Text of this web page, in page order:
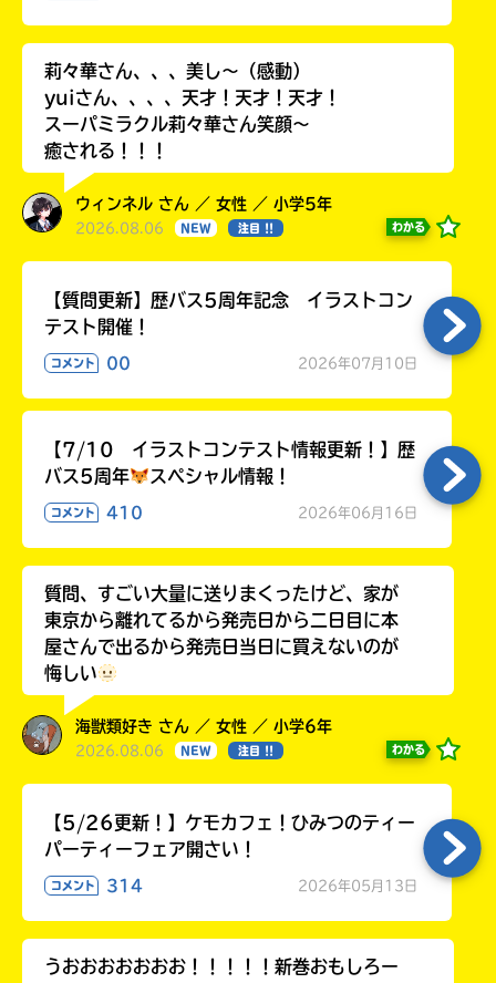
莉々華さん、、、美し〜（感動）
yuiさん、、、、天才！天才！天才！
スーパミラクル莉々華さん笑顔〜
癒される！！！
ウィンネル さん ／ 女性 ／ 小学5年
2026.08.06 NEW 注目 !! わかる
【質問更新】歴バス5周年記念 イラストコン
テスト開催！
コメント 00 2026年07月10日
【7/10 イラストコンテスト情報更新！】歴
バス5周年
スペシャル情報！
コメント 410 2026年06月16日
質問、すごい大量に送りまくったけど、家が
東京から離れてるから発売日から二日目に本
屋さんで出るから発売日当日に買えないのが
悔しい
海獣類好き さん ／ 女性 ／ 小学6年
2026.08.06 NEW 注目 !! わかる
【5/26更新！】ケモカフェ！ひみつのティー
パーティーフェア開さい！
コメント 314 2026年05月13日
うおおおおおおお！！！！！新巻おもしろー
認
し
て
み
戻
る